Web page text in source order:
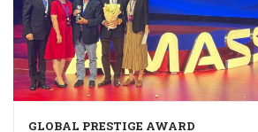
GLOBAL PRESTIGE AWARD